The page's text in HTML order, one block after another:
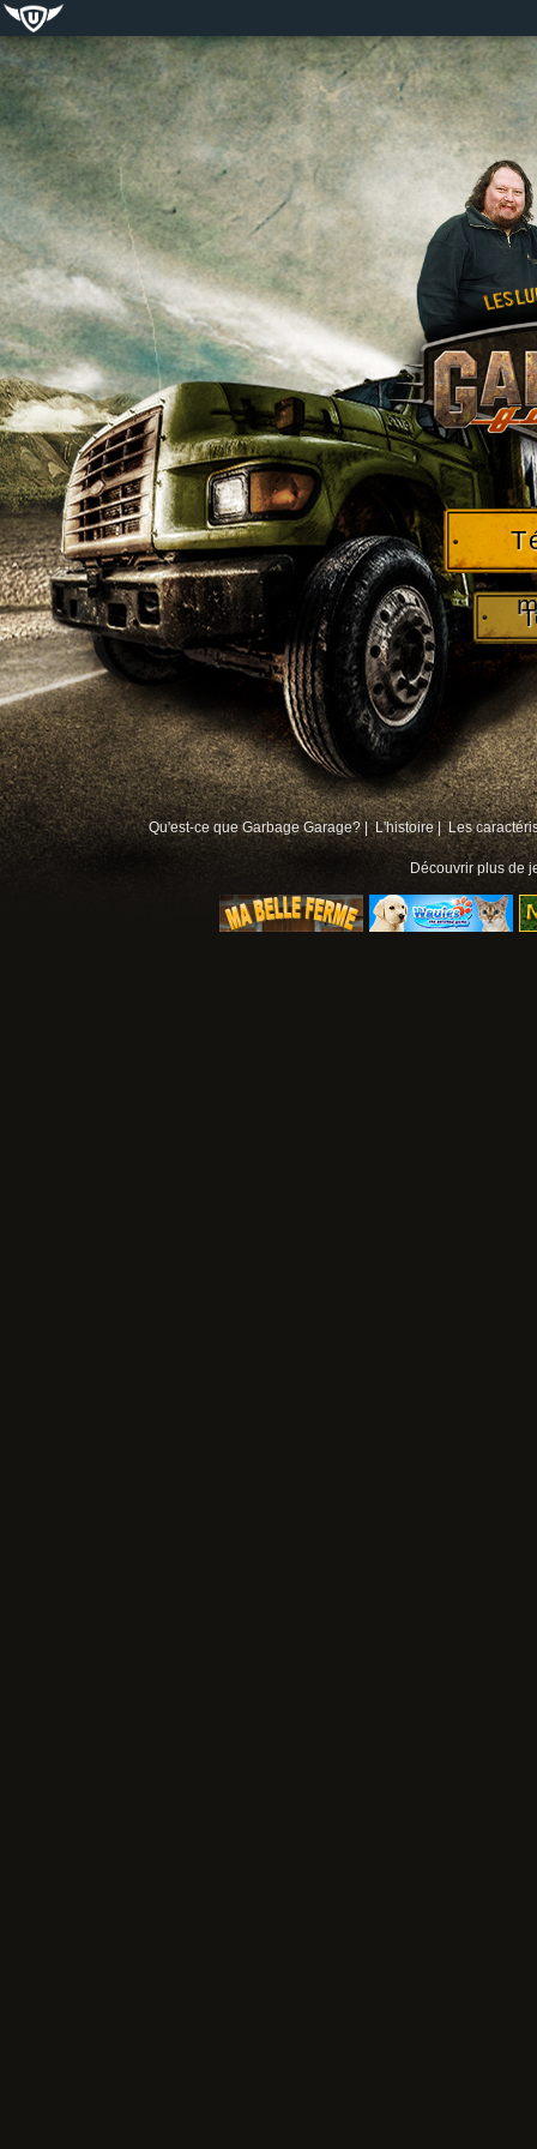
Qu'est-ce que Garbage Garage? | L'histoire | Les
Découvrir plus de